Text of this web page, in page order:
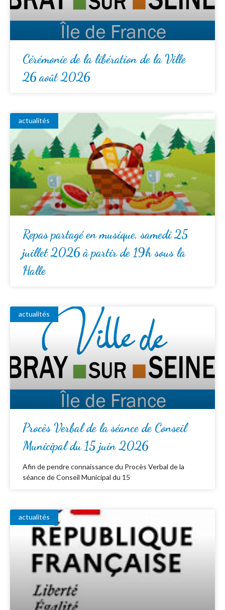
Cérémonie de la libération de la Ville
26 août 2026
actualités
Repas partagé en musique, samedi 25
juillet 2026 à partir de 19h sous la
Halle
actualités
Procès Verbal de la séance de Conseil
Municipal du 15 juin 2026
Afin de pendre connaissance du Procès Verbal de la
séance de Conseil Municipal du 15
actualités